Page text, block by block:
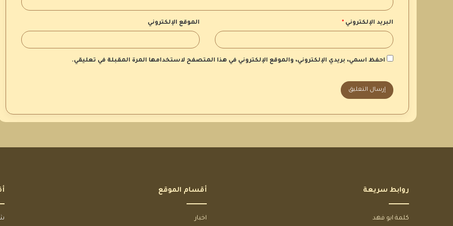
البريد الإلكتروني * الموقع الإلكتروني
احفظ اسمي، بريدي الإلكتروني، والموقع الإلكتروني في هذا المتصفح لاستخدامها المرة المقبلة في تعليقي.
روابط سريعة
كلمة ابو فهد
أقسام الموقع
اخبار